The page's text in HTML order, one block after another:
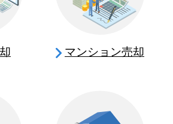
マンション売却